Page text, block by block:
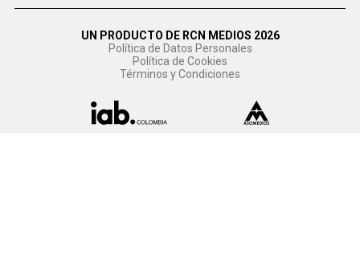
UN PRODUCTO DE RCN MEDIOS 2026
Política de Datos Personales
Política de Cookies
Términos y Condiciones